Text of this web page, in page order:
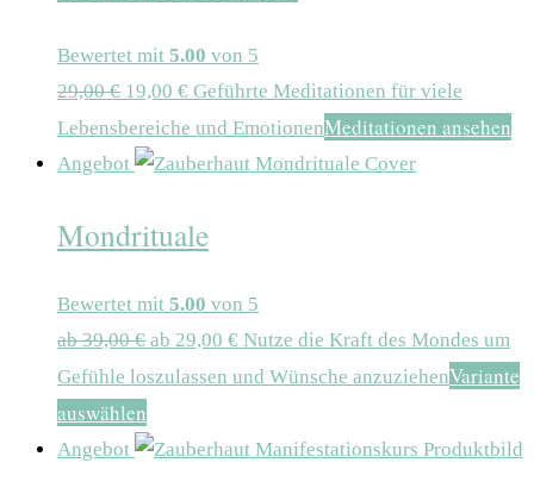
Bewertet mit 5.00 von 5
29,00€ 19,00 € Geführte Meditationen für viele
Lebensbereiche und EmotionenMeditationen ansehen
Angebot
Mondrituale
Bewertet mit 5.00 von 5
ab39,00€ ab 29,00 € Nutze die Kraft des Mondes um
Gefühle loszulassen und Wünsche anzuziehenVariante
auswählen
Angebot